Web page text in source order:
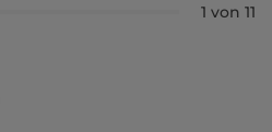
1 von 11